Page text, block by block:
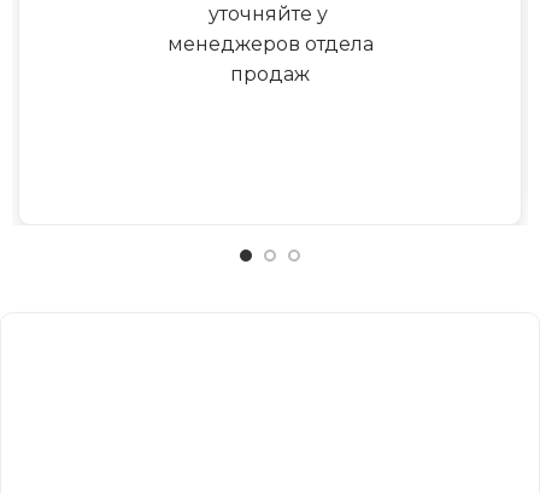
уточняйте у
менеджеров отдела
продаж